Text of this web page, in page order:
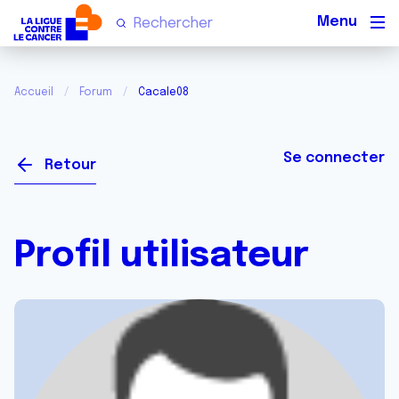
Accueil Forum Cacale08
Retour Se connecter
Profil utilisateur